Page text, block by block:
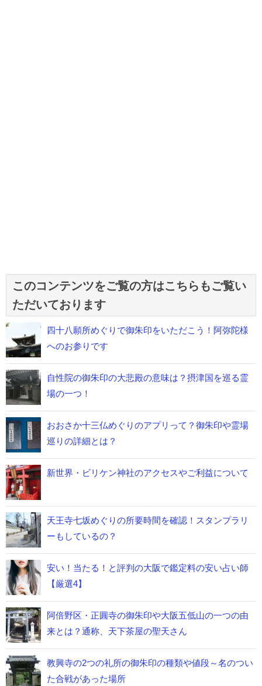
このコンテンツをご覧の方はこちらもご覧い
ただいております
四十八願所めぐりで御朱印をいただこう！阿弥陀様
へのお参りです
自性院の御朱印の大悲殿の意味は？摂津国を巡る霊
場の一つ！
おおさか十三仏めぐりのアプリって？御朱印や霊場
巡りの詳細とは？
新世界・ビリケン神社のアクセスやご利益について
天王寺七坂めぐりの所要時間を確認！スタンプラリ
ーもしているの？
安い！当たる！と評判の大阪で鑑定料の安い占い師
【厳選4】
阿倍野区・正圓寺の御朱印や大阪五低山の一つの由
来とは？通称、天下茶屋の聖天さん
教興寺の2つの礼所の御朱印の種類や値段～名のつい
た合戦があった場所